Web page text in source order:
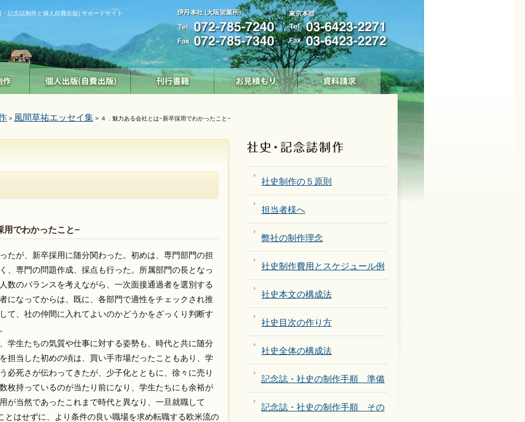
記念誌制作と個人自費出版) サポートサイト
> 風間草祐エッセイ集 > ４．魅力ある会社とは−新卒採用でわかったこと−
用でわかったこと−
たが、新卒採用に随分関わった。初めは、専門部門の担
、専門の問題作成、採点も行った。所属部門の長となっ
数のバランスを考えながら、一次面接通過者を選別する
になってからは、既に、各部門で適性をチェックされ推
て、社の仲間に入れてよいのかどうかをざっくり判断す
学生たちの気質や仕事に対する姿勢も、時代と共に随分
担当した初めの頃は、買い手市場だったこともあり、学
必死さが伝わってきたが、少子化とともに、徐々に売り
枚持っているのが当たり前になり、学生たちにも余裕が
が当然であったこれまで時代と異なり、一旦就職して
とはせずに、より条件の良い職場を求め転職する欧米流の
社史制作の５原則
担当者様へ
弊社の制作理念
社史制作費用とスケジュール例
社史本文の構成法
社史目次の作り方
社史全体の構成法
記念誌・社史の制作手順 準備
記念誌・社史の制作手順 その